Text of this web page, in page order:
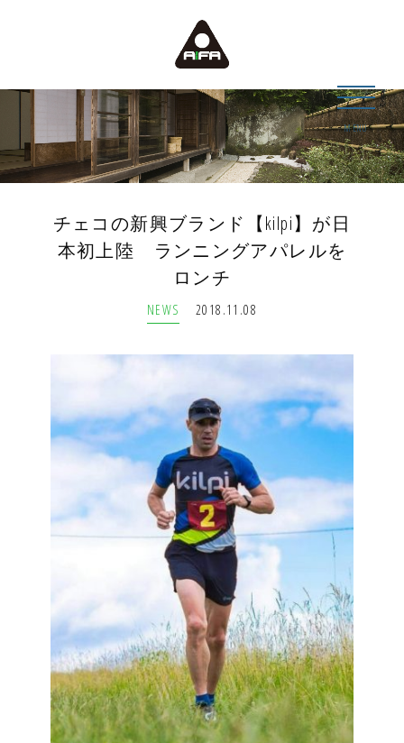
MENU
チェコの新興ブランド【kilpi】が日
本初上陸 ランニングアパレルを
ロンチ
NEWS 2018.11.08